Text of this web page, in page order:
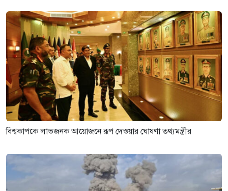
বিশ্বকাপকে লাভজনক আয়োজনে রূপ দেওয়ার ঘোষণা তথ্যমন্ত্রীর